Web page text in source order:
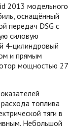
2013 модельного
оснащённый
передач DSG с
силовую
4-цилиндровый
и прямым
мощностью 27
топлива
тяги в
Небольшой